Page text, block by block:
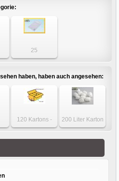
25
Luftpolstertaschen
weiß
haben, haben auch angesehen:
120 Kartons -
Karton 500 x 300
200 Liter Karton
Füllmaterial BIO